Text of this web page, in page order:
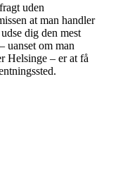
uden
at man handler
dig den mest
uanset om man
Helsinge – er at få